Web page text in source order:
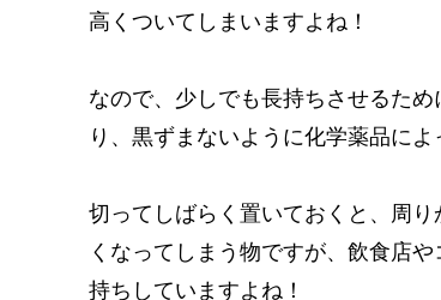
高くついてしまいますよね！
なので、少しでも長持ちさせるた
り、黒ずまないように化学薬品に
切ってしばらく置いておくと、周
くなってしまう物ですが、飲食店
持ちしていますよね！